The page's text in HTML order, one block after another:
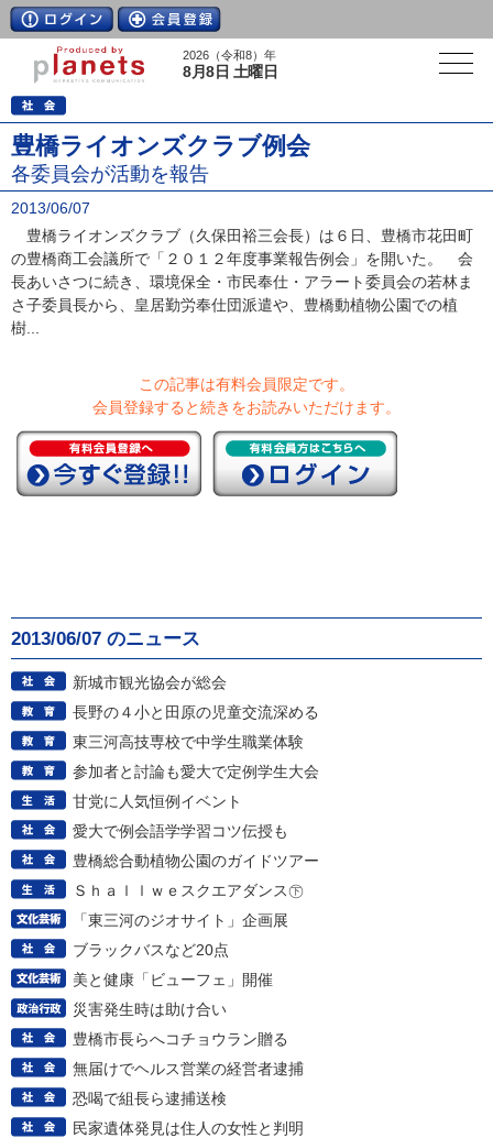
2026（令和8）年
8月8日 土曜日
豊橋ライオンズクラブ例会
各委員会が活動を報告
2013/06/07
豊橋ライオンズクラブ（久保田裕三会長）は６日、豊橋市花田町
の豊橋商工会議所で「２０１２年度事業報告例会」を開いた。 会
長あいさつに続き、環境保全・市民奉仕・アラート委員会の若林ま
さ子委員長から、皇居勤労奉仕団派遣や、豊橋動植物公園での植
樹...
この記事は有料会員限定です。
会員登録すると続きをお読みいただけます。
2013/06/07 のニュース
新城市観光協会が総会
長野の４小と田原の児童交流深める
東三河高技専校で中学生職業体験
参加者と討論も愛大で定例学生大会
甘党に人気恒例イベント
愛大で例会語学学習コツ伝授も
豊橋総合動植物公園のガイドツアー
Ｓｈａｌｌｗｅスクエアダンス㊦
「東三河のジオサイト」企画展
ブラックバスなど20点
美と健康「ビューフェ」開催
災害発生時は助け合い
豊橋市長らへコチョウラン贈る
無届けでヘルス営業の経営者逮捕
恐喝で組長ら逮捕送検
民家遺体発見は住人の女性と判明